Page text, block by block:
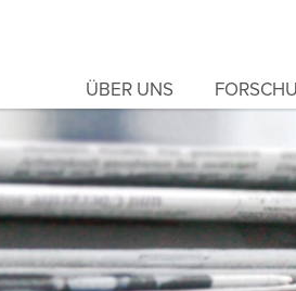
ÜBER UNS